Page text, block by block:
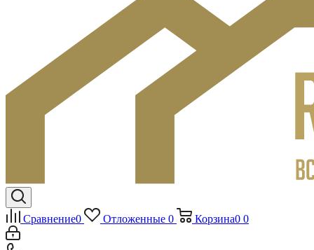
Сравнение0 Отложенные 0 Корзина0 0